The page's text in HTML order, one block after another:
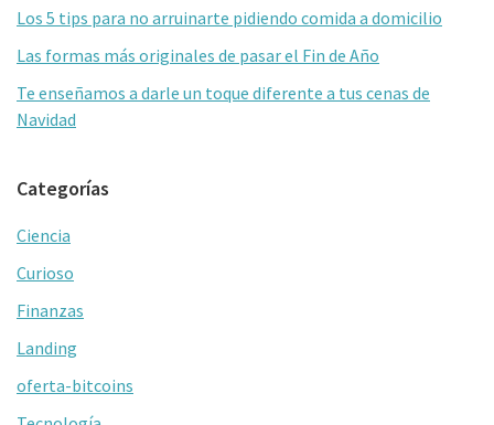
Los 5 tips para no arruinarte pidiendo comida a domicilio
Las formas más originales de pasar el Fin de Año
Te enseñamos a darle un toque diferente a tus cenas de
Navidad
Categorías
Ciencia
Curioso
Finanzas
Landing
oferta-bitcoins